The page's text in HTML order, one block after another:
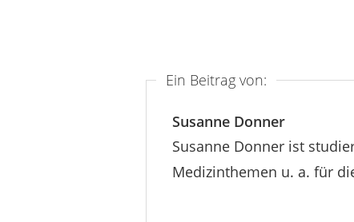
Ein Beitrag von:
Susanne Donner
Susanne Donner ist
Medizinthemen u. a. für